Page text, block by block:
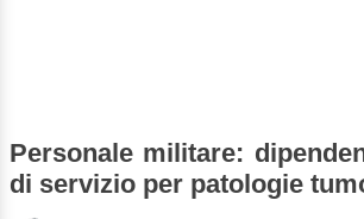
Personale militare:
di servizio per patologie